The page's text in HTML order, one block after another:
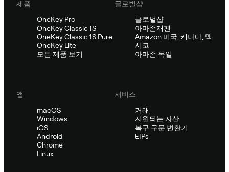
제품
OneKey Pro
OneKey Classic 1S
OneKey Classic 1S Pure
OneKey Lite
모든 제품 보기
글로벌샵
글로벌샵
아마존재팬
Amazon 미국, 캐나다, 멕
시코
아마존 독일
앱
macOS
Windows
iOS
Android
Chrome
Linux
서비스
거래
지원되는 자산
복구 구문 변환기
EIPs